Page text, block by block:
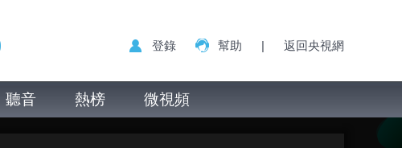
登錄 幫助 | 返回央視網
聽音 熱榜 微視頻